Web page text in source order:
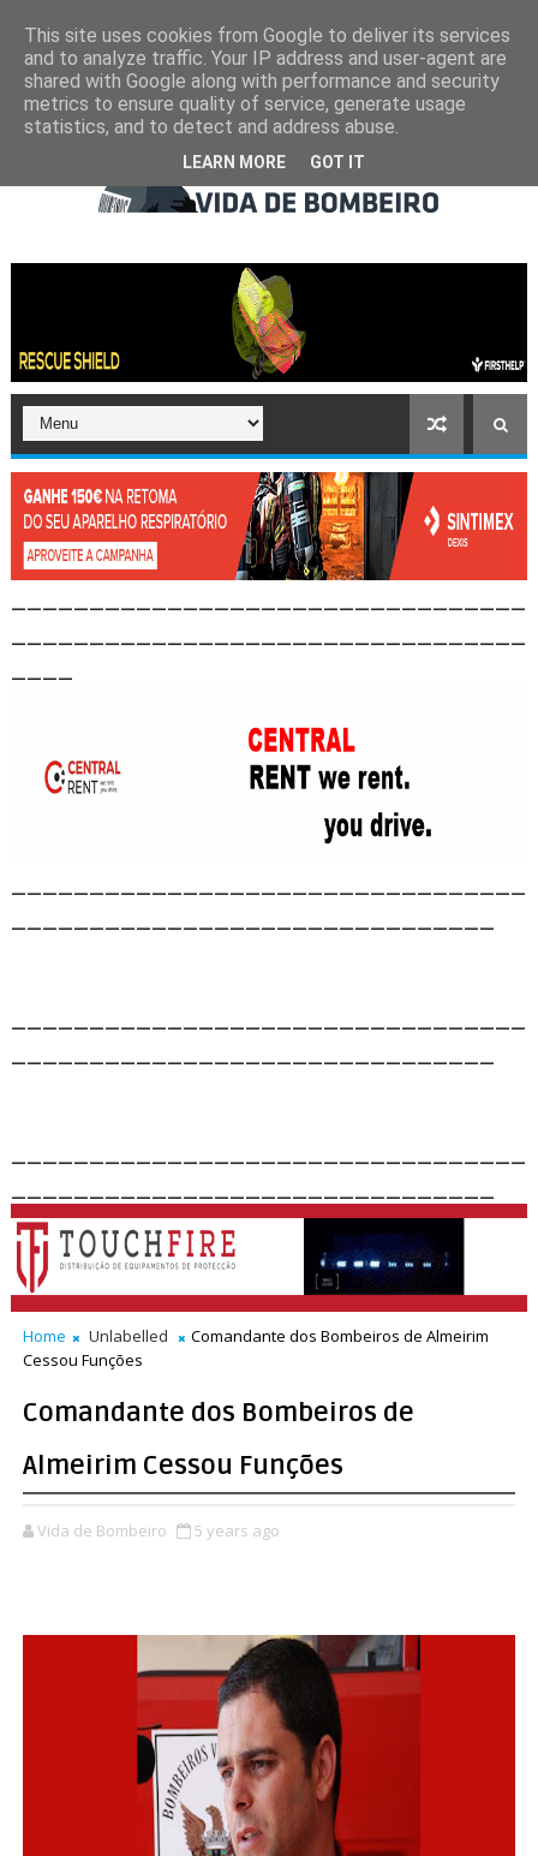
Home Unlabelled
Comandante dos Bombeiros de Almeirim
Cessou Funções
Comandante dos Bombeiros de
Almeirim Cessou Funções
Vida de Bombeiro 5 years ago
This site uses cookies from Google to deliver its services
and to analyze traffic. Your IP address and user-agent are
shared with Google along with performance and security
metrics to ensure quality of service, generate usage
statistics, and to detect and address abuse.
LEARN MORE GOT IT